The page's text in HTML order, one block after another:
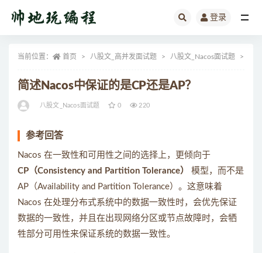
登录
当前位置： 首页 八股文_高并发面试题 八股文_Nacos面试题
简述Nacos中保证的是CP还是AP？
八股文_Nacos面试题 0 220
参考回答
Nacos 在一致性和可用性之间的选择上，更倾向于
CP（Consistency and Partition Tolerance）
模型，而不是
AP（Availability and Partition Tolerance）。这意味着
Nacos 在处理分布式系统中的数据一致性时，会优先保证
数据的一致性，并且在出现网络分区或节点故障时，会牺
牲部分可用性来保证系统的数据一致性。